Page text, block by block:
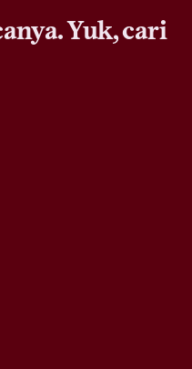
Yuk, cari